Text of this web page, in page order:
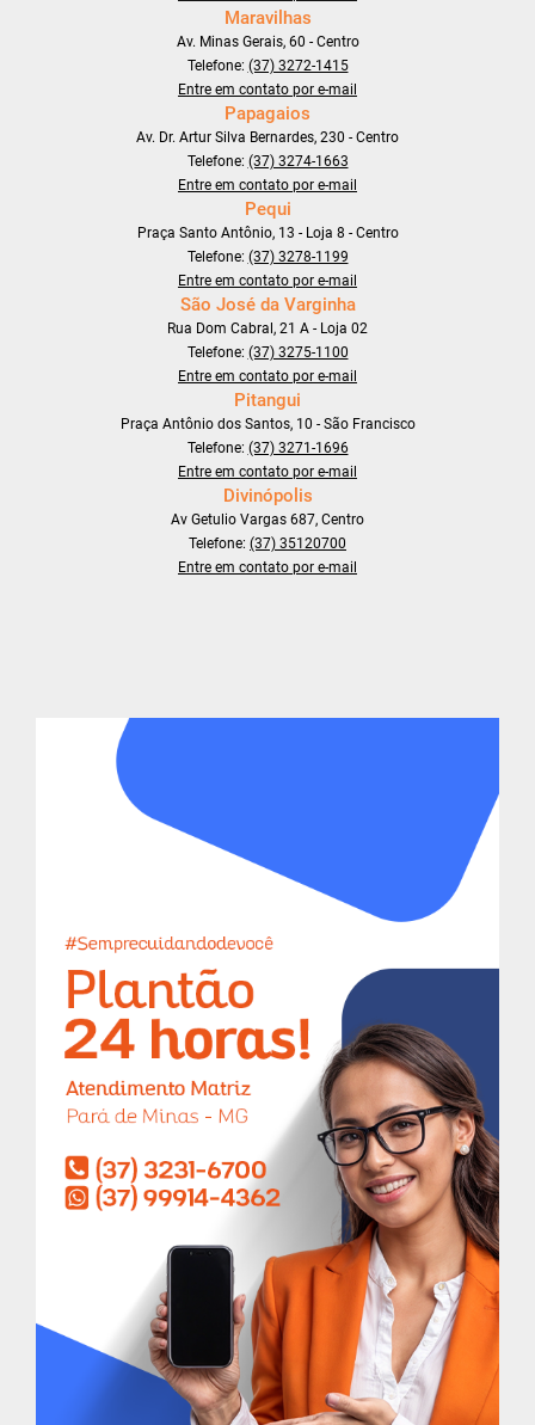
Maravilhas
Av. Minas Gerais, 60 - Centro
Telefone: (37) 3272-1415
Entre em contato por e-mail
Papagaios
Av. Dr. Artur Silva Bernardes, 230 - Centro
Telefone: (37) 3274-1663
Entre em contato por e-mail
Pequi
Praça Santo Antônio, 13 - Loja 8 - Centro
Telefone: (37) 3278-1199
Entre em contato por e-mail
São José da Varginha
Rua Dom Cabral, 21 A - Loja 02
Telefone: (37) 3275-1100
Entre em contato por e-mail
Pitangui
Praça Antônio dos Santos, 10 - São Francisco
Telefone: (37) 3271-1696
Entre em contato por e-mail
Divinópolis
Av Getulio Vargas 687, Centro
Telefone: (37) 35120700
Entre em contato por e-mail